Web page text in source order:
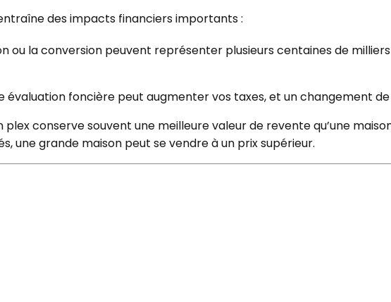
des impacts financiers importants :
ou la conversion peuvent représenter plusieurs centaines de
évaluation foncière peut augmenter vos taxes, et un changement
plex conserve souvent une meilleure valeur de revente qu’une
une grande maison peut se vendre à un prix supérieur.